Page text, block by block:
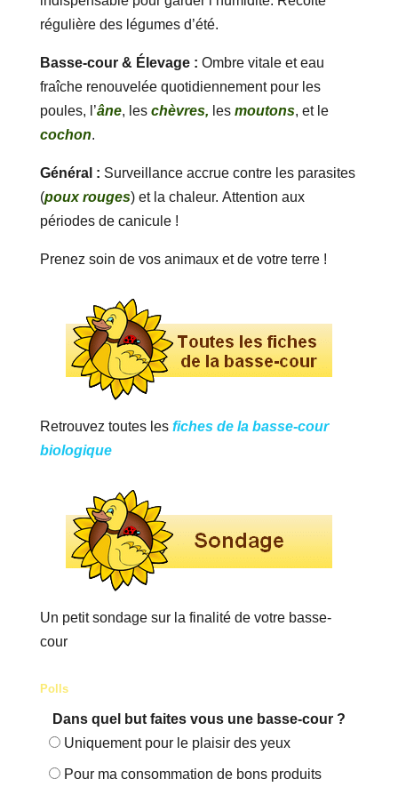
régulière des légumes d’été.
Basse-cour & Élevage : Ombre vitale et eau
fraîche renouvelée quotidiennement pour les
poules, l’âne, les chèvres, les moutons, et le
cochon.
Général : Surveillance accrue contre les parasites
(poux rouges) et la chaleur. Attention aux
périodes de canicule !
Prenez soin de vos animaux et de votre terre !
Retrouvez toutes les fiches de la basse-cour
biologique
Un petit sondage sur la finalité de votre basse-
cour
Polls
Dans quel but faites vous une basse-cour ?
Uniquement pour le plaisir des yeux
Pour ma consommation de bons produits